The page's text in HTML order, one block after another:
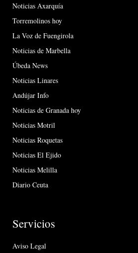
Noticias Axarquía
Torremolinos hoy
La Voz de Fuengirola
Noticias de Marbella
Úbeda News
Noticias Linares
Andújar Info
Noticias de Granada hoy
Noticias Motril
Noticias Roquetas
Noticias El Ejido
Noticias Melilla
Diario Ceuta
Servicios
Aviso Legal